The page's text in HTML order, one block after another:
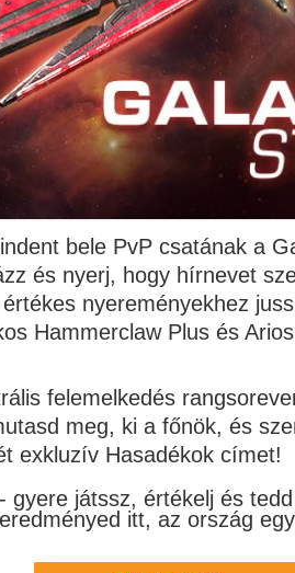
bele PvP csatának a
és nyerj, hogy hírnevet
nyereményekhez
Hammerclaw Plus és
felemelkedés
meg, ki a főnök, és
exkluzív Hasadékok címet!
- gyere játssz, értékelj és
eredményed itt, az ország